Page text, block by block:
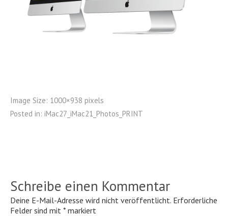
Image Size: 1000×938 pixels
Posted in: iMac27_iMac21_Photos_PRINT
Schreibe einen Kommentar
Deine E-Mail-Adresse wird nicht veröffentlicht. Erforderliche
Felder sind mit * markiert